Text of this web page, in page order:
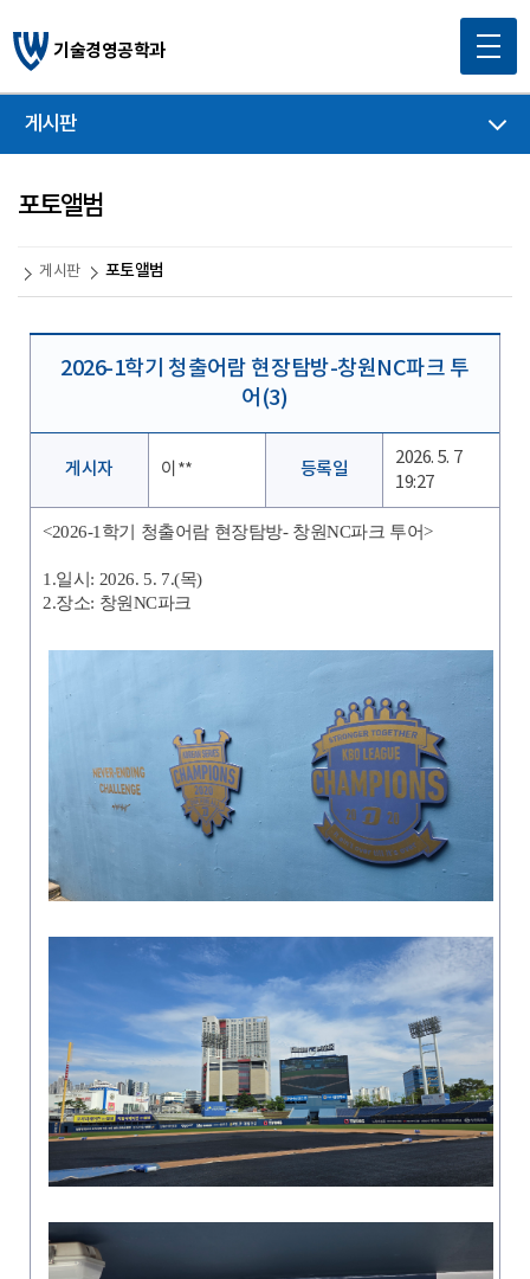
기술경영공학과
게시판
포토앨범
게시판 포토앨범
2026-1학기 청출어람 현장탐방-창원NC파크 투
어(3)
게시자 이** 등록일
2026. 5. 7
19:27
<2026-1학기 청출어람 현장탐방- 창원NC파크 투어>
1.일시: 2026. 5. 7.(목)
2.장소: 창원NC파크